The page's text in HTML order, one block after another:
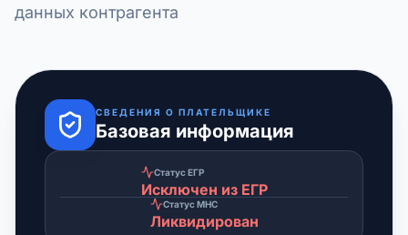
данных контрагента
СВЕДЕНИЯ О ПЛАТЕЛЬЩИКЕ
Базовая информация
Статус ЕГР
Исключен из ЕГР
Статус МНС
Ликвидирован